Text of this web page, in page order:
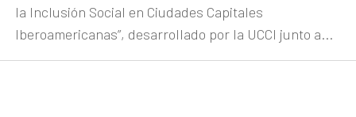
la Inclusión Social en Ciudades Capitales
Iberoamericanas”, desarrollado por la UCCI junto a...